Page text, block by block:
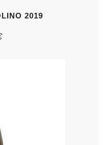
2019